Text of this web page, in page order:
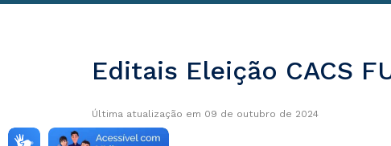
Editais Eleição CACS
Última atualização em 09 de outubro de 2024